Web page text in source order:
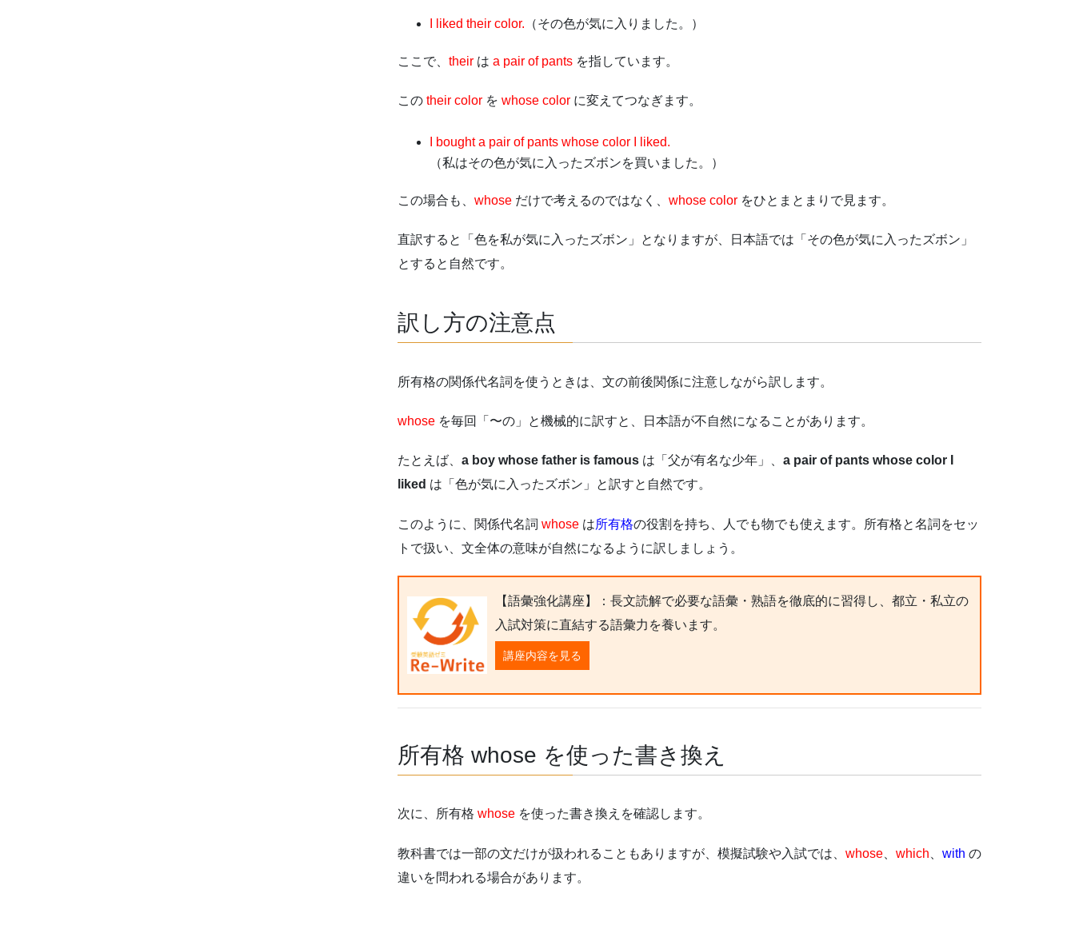
I liked their color. （その色が気に入りました。）
ここで、 their は a pair of pants を指しています。
この their color を whose color に変えてつなぎます。
I bought a pair of pants whose color I liked.
（私はその色が気に入ったズボンを買いました。）
この場合も、 whose だけで考えるのではなく、 whose color をひとまとまりで見ます。
直訳すると「色を私が気に入ったズボン」となりますが、日本語では「その色が気に入ったズボン」
とすると自然です。
訳し方の注意点
所有格の関係代名詞を使うときは、文の前後関係に注意しながら訳します。
whose を毎回「〜の」と機械的に訳すと、日本語が不自然になることがあります。
たとえば、 a boy whose father is famous は「父が有名な少年」、 a pair of pants whose color I
liked は「色が気に入ったズボン」と訳すと自然です。
このように、関係代名詞 whose は所有格の役割を持ち、人でも物でも使えます。所有格と名詞をセッ
トで扱い、文全体の意味が自然になるように訳しましょう。
【語彙強化講座】：長文読解で必要な語彙・熟語を徹底的に習得し、都立・私立の
入試対策に直結する語彙力を養います。
講座内容を見る
所有格 whose を使った書き換え
次に、所有格 whose を使った書き換えを確認します。
教科書では一部の文だけが扱われることもありますが、模擬試験や入試では、 whose which with の
違いを問われる場合があります。